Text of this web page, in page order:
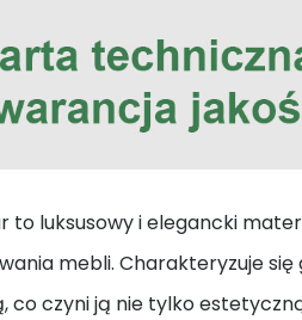
to luksusowy i elegancki
mebli. Charakteryzuje
co czyni ją nie tylko